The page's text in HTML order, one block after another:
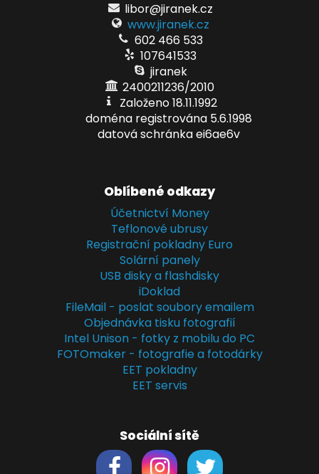
libor@jiranek.cz
www.jiranek.cz
602 466 533
107641533
jiranek
2400211236/2010
Založeno 18.11.1992
doména registrována 5.6.1998
datová schránka ei6ae6v
Oblíbené odkazy
Účetnictví Money
Teflonové ubrusy
Registrační pokladny Euro
Solární panely
USB disky a flashdisky
iDoklad
FileMail - poslat soubory emailem
Objednávka tisku fotografií
Intel Unison - fotky z mobilu do PC
FOTOmaker - fotografie a fotodárky
EET pokladny
EET servis
Sociální sítě